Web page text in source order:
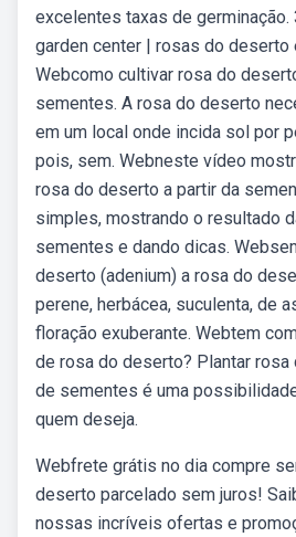
excelentes taxas de
garden center | rosas do
Webcomo cultivar rosa do
sementes. A rosa do deserto
em um local onde incida sol por
pois, sem. Webneste vídeo
rosa do deserto a partir da
simples, mostrando o resultado
sementes e dando dicas.
deserto (adenium) a rosa do
perene, herbácea, suculenta, de
floração exuberante. Webtem
de rosa do deserto? Plantar
de sementes é uma
quem deseja.
Webfrete grátis no dia compre
deserto parcelado sem juros!
nossas incríveis ofertas e